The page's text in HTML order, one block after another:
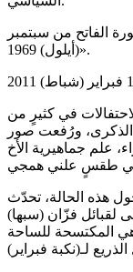
الفاتح من سبتمبر
(أيلول) 1969».
في كثيرٍ من
الذكرى، ورُفعت صور
علم جماهيرية الأخ
هذه الحالة، تحدّث
لقبائل فزّان (سبها)
هي المكتسحة للساحة